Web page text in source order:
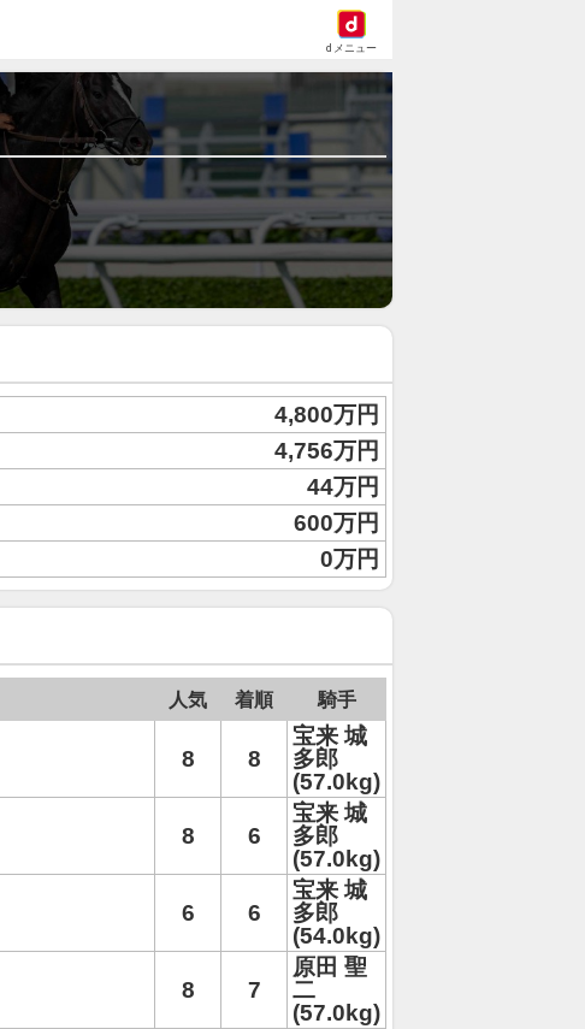
dメニュー
4,800万円
4,756万円
44万円
600万円
0万円
人気 着順 騎手
8 8
宝来 城
多郎
(57.0kg)
8 6
宝来 城
多郎
(57.0kg)
6 6
宝来 城
多郎
(54.0kg)
8 7
原田 聖
二
(57.0kg)